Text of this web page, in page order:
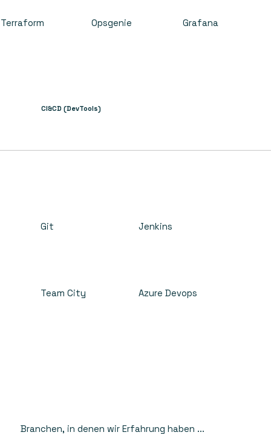
Branchen, in denen wir Erfahrung haben ...
Terraform Opsgenie Grafana
CI&CD (DevTools)
Git Jenkins
Team City Azure Devops